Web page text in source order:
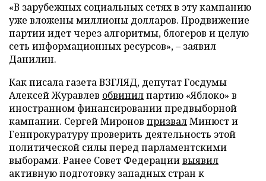
«В зарубежных социальных сетях в эту кампанию
уже вложены миллионы долларов. Продвижение
партии идет через алгоритмы, блогеров и целую
сеть информационных ресурсов», – заявил
Данилин.
Как писала газета ВЗГЛЯД, депутат Госдумы
Алексей Журавлев обвинилпартию «Яблоко» в
иностранном финансировании предвыборной
кампании. Сергей Миронов призвалМинюст и
Генпрокуратуру проверить деятельность этой
политической силы перед парламентскими
выборами. Ранее Совет Федерациивыявил
активную подготовку западных стран к